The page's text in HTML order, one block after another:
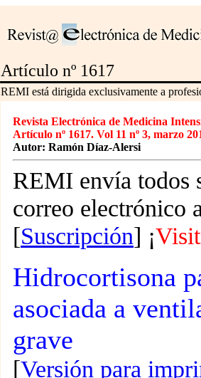
Artículo nº 1617
REMI está dirigida exclusivamente a
Revista Electrónica de Medicina
Artículo nº 1617. Vol 11 nº 3, marzo
Autor: Ramón Díaz-Alersi
REMI envía todos
correo electrónico
[Suscripción] ¡
Hidrocortisona
asociada a
grave
[Versión para